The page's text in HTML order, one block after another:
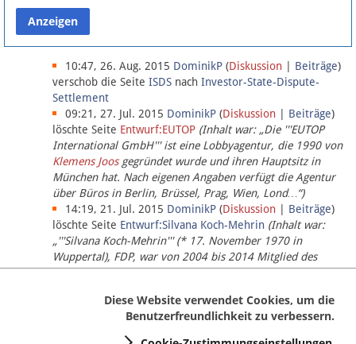
Datenschutz
Über Lobbypedia
Impressum
10:47, 26. Aug. 2015 DominikP (Diskussion Beiträge)
verschob die Seite ISDS nach Investor-State-Dispute-
Settlement
09:21, 27. Jul. 2015 DominikP (Diskussion Beiträge)
löschte Seite Entwurf:EUTOP (Inhalt war: „Die '''EUTOP
International GmbH''' ist eine Lobbyagentur, die 1990 von
Klemens Joosgegründet wurde und ihren Hauptsitz in
München hat. Nach eigenen Angaben verfügt die Agentur
über Büros in Berlin, Brüssel, Prag, Wien, Lond…“)
14:19, 21. Jul. 2015 DominikP (Diskussion Beiträge)
löschte Seite Entwurf:Silvana Koch-Mehrin (Inhalt war:
„'''Silvana Koch-Mehrin''' (* 17. November 1970 in
Wuppertal), FDP, war von 2004 bis 2014 Mitglied des
Europäischen Parlaments, seit November 2014 ist sie für
Diese Website verwendet Cookies, um die
Benutzerfreundlichkeit zu verbessern.